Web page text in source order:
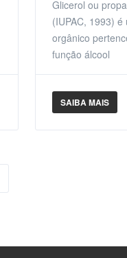
Glicerol ou
(IUPAC, 1993)
orgânico
função álcool
SAIBA MAIS